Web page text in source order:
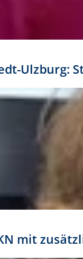
Ulzburg:
mit